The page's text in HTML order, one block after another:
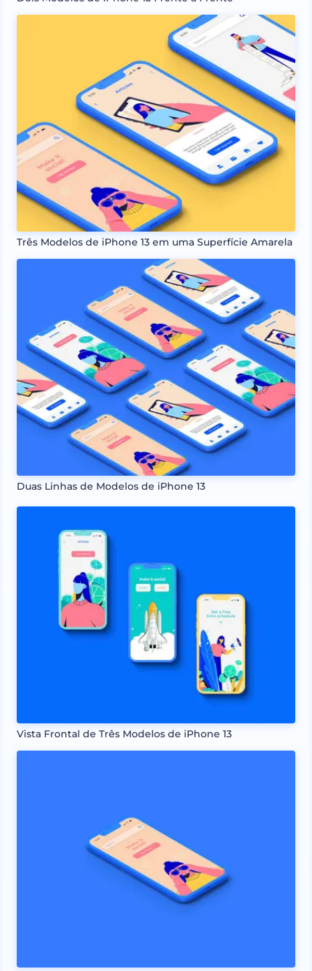
Três Modelos de iPhone 13 em uma Superfície Amarela
Duas Linhas de Modelos de iPhone 13
Vista Frontal de Três Modelos de iPhone 13